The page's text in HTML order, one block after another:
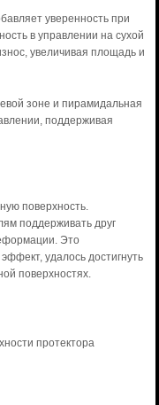
уверенность при
в управлении на сухой
увеличивая площадь и
зоне и пирамидальная
поддерживая
поверхность.
поддерживать друг
Это
удалось достигнуть
поверхностях.
протектора